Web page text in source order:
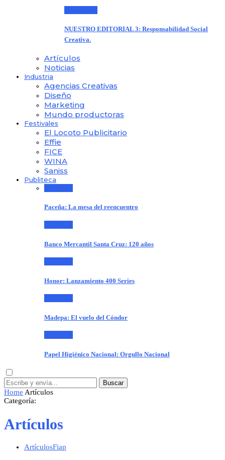
NUESTRO EDITORIAL 3: Responsabilidad Social
Creativa.
Artículos
Noticias
Industria
Agencias Creativas
Diseño
Marketing
Mundo productoras
Festivales
El Locoto Publicitario
Effie
FICE
WINA
Saniss
Publiteca
Paceña: La mesa del reencuentro
Banco Mercantil Santa Cruz: 120 años
Honor: Lanzamiento 400 Series
Madepa: El vuelo del Cóndor
Papel Higiénico Nacional: Orgullo Nacional
Buscar
Home Artículos
Categoría:
Artículos
ArtículosFiap